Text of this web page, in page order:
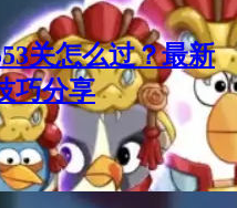
关怎么过？最新
巧分享